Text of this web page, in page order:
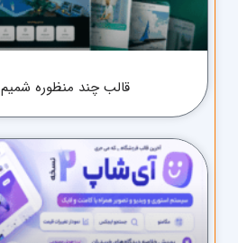
قالب چند منظوره شمیم Shamim